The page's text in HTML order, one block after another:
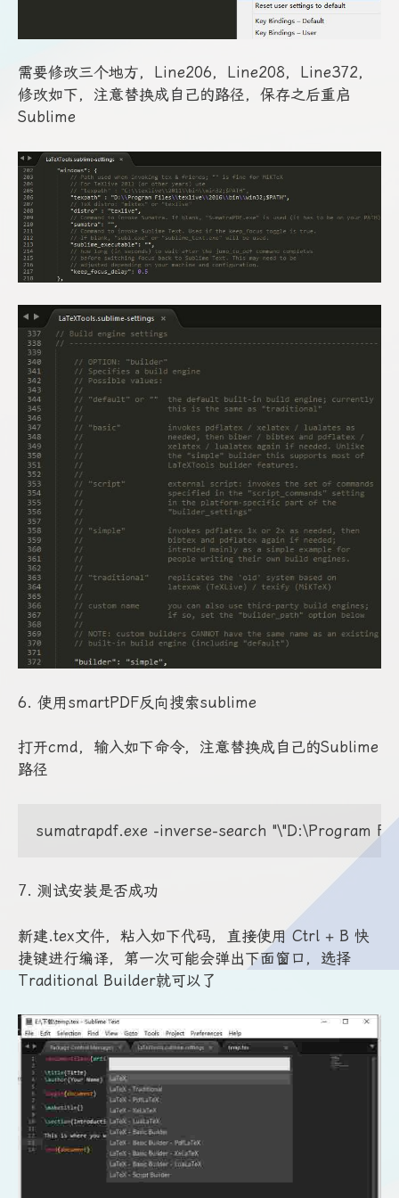
需要修改三个地方，Line206，Line208，Line372，
修改如下，注意替换成自己的路径，保存之后重启
Sublime
6. 使用smartPDF反向搜索sublime
打开cmd，输入如下命令，注意替换成自己的Sublime
路径
sumatrapdf.exe -inverse-search "\"D:\Program
7. 测试安装是否成功
新建.tex文件，粘入如下代码，直接使用 Ctrl + B 快
捷键进行编译，第一次可能会弹出下面窗口，选择
Traditional Builder就可以了